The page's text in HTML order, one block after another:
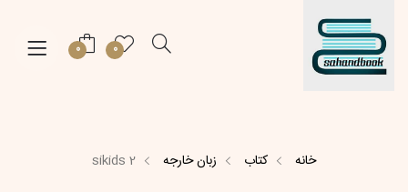
0
0
خانه کتاب زبان خارجه sikids 2